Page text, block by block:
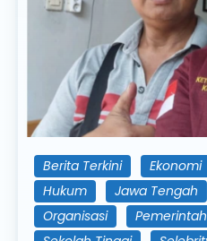
Berita Terkini Ekonomi
Hukum
Jawa Tengah
Organisasi